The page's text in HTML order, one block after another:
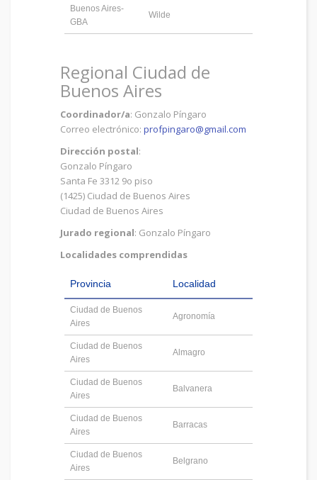
Buenos Aires-
GBA
Wilde
Regional Ciudad de
Buenos Aires
Coordinador/a: Gonzalo Píngaro
Correo electrónico: profpingaro@gmail.com
Dirección postal:
Gonzalo Píngaro
Santa Fe 3312 9o piso
(1425) Ciudad de Buenos Aires
Ciudad de Buenos Aires
Jurado regional: Gonzalo Píngaro
Localidades comprendidas
Provincia Localidad
Ciudad de Buenos
Aires
Agronomía
Ciudad de Buenos
Aires
Almagro
Ciudad de Buenos
Aires
Balvanera
Ciudad de Buenos
Aires
Barracas
Ciudad de Buenos
Aires
Belgrano